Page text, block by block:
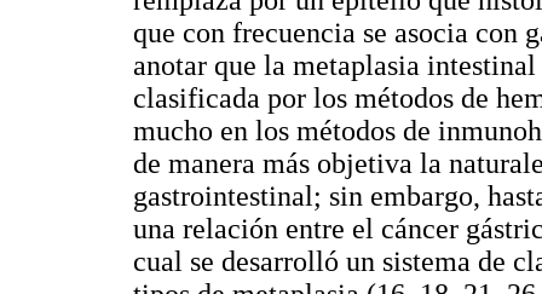
que con frecuencia se asocia con
anotar que la metaplasia
clasificada por los métodos de
mucho en los métodos de
de manera más objetiva la
gastrointestinal; sin embargo,
una relación entre el cáncer
cual se desarrolló un sistema de